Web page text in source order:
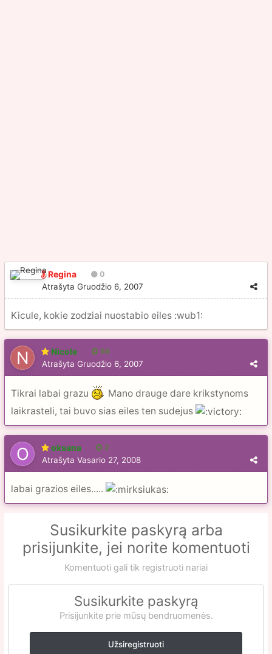
Regina 0
Atrašyta Gruodžio 6, 2007
Kicule, kokie zodziai nuostabio eiles :wub1:
Nicole 56
Atrašyta Gruodžio 6, 2007
Tikrai labai grazu
Mano drauge dare krikstynoms
laikrasteli, tai buvo sias eiles ten sudejus
oksana 2
Atrašyta Vasario 27, 2008
labai grazios eiles.....
Susikurkite paskyrą arba
prisijunkite, jei norite komentuoti
Komentuoti gali tik registruoti nariai
Susikurkite paskyrą
Prisijunkite prie mūsų bendruomenės.
Užsiregistruoti